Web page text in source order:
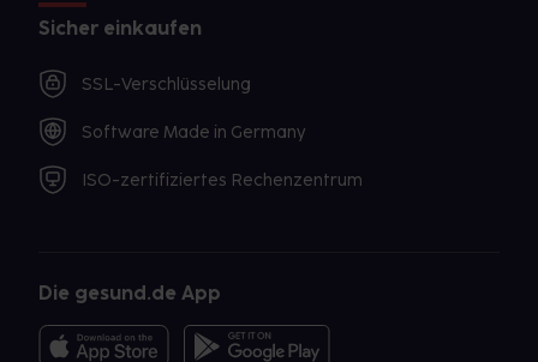
Sicher einkaufen
SSL-Verschlüsselung
Software Made in Germany
ISO-zertifiziertes Rechenzentrum
Die gesund.de App